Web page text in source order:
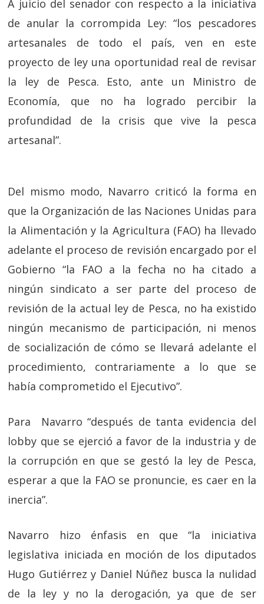
A juicio del senador con respecto a la iniciativa
de anular la corrompida Ley: “los pescadores
artesanales de todo el país, ven en este
proyecto de ley una oportunidad real de revisar
la ley de Pesca. Esto, ante un Ministro de
Economía, que no ha logrado percibir la
profundidad de la crisis que vive la pesca
artesanal”.
Del mismo modo, Navarro criticó la forma en
que la Organización de las Naciones Unidas para
la Alimentación y la Agricultura (FAO) ha llevado
adelante el proceso de revisión encargado por el
Gobierno “la FAO a la fecha no ha citado a
ningún sindicato a ser parte del proceso de
revisión de la actual ley de Pesca, no ha existido
ningún mecanismo de participación, ni menos
de socialización de cómo se llevará adelante el
procedimiento, contrariamente a lo que se
había comprometido el Ejecutivo”.
Para Navarro “después de tanta evidencia del
lobby que se ejerció a favor de la industria y de
la corrupción en que se gestó la ley de Pesca,
esperar a que la FAO se pronuncie, es caer en la
inercia”.
Navarro hizo énfasis en que “la iniciativa
legislativa iniciada en moción de los diputados
Hugo Gutiérrez y Daniel Núñez busca la nulidad
de la ley y no la derogación, ya que de ser